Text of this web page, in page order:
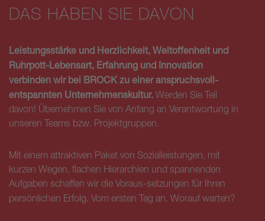
DAS HABEN SIE DAVON
Leistungsstärke und Herzlichkeit, Weltoffenheit und
Ruhrpott-Lebensart, Erfahrung und Innovation
verbinden wir bei BROCK zu einer anspruchsvoll-
entspannten Unternehmenskultur. Werden Sie Teil
davon! Übernehmen Sie von Anfang an Verantwortung in
unseren Teams bzw. Projektgruppen.
Mit einem attraktiven Paket von Sozialleistungen, mit
kurzen Wegen, flachen Hierarchien und spannenden
Aufgaben schaffen wir die Voraus-setzungen für Ihren
persönlichen Erfolg. Vom ersten Tag an. Worauf warten?